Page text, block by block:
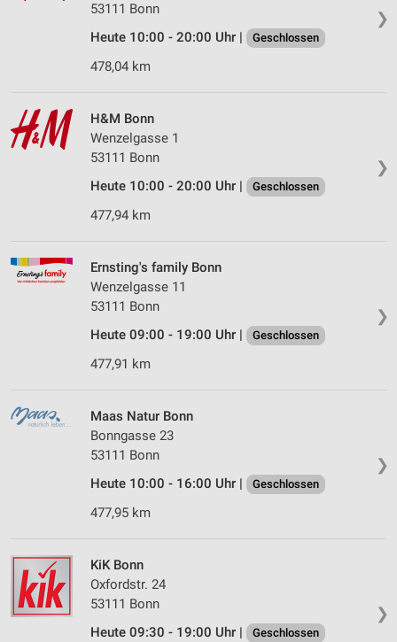
❯
53111 Bonn
Heute 10:00 - 20:00 Uhr |
Geschlossen
478,04 km
❯
H&M Bonn
Wenzelgasse 1
53111 Bonn
Heute 10:00 - 20:00 Uhr |
Geschlossen
477,94 km
❯
Ernsting's family Bonn
Wenzelgasse 11
53111 Bonn
Heute 09:00 - 19:00 Uhr |
Geschlossen
477,91 km
❯
Maas Natur Bonn
Bonngasse 23
53111 Bonn
Heute 10:00 - 16:00 Uhr |
Geschlossen
477,95 km
❯
KiK Bonn
Oxfordstr. 24
53111 Bonn
Heute 09:30 - 19:00 Uhr |
Geschlossen